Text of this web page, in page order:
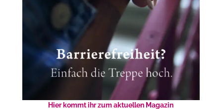
Hier kommt ihr zum aktuellen Magazin